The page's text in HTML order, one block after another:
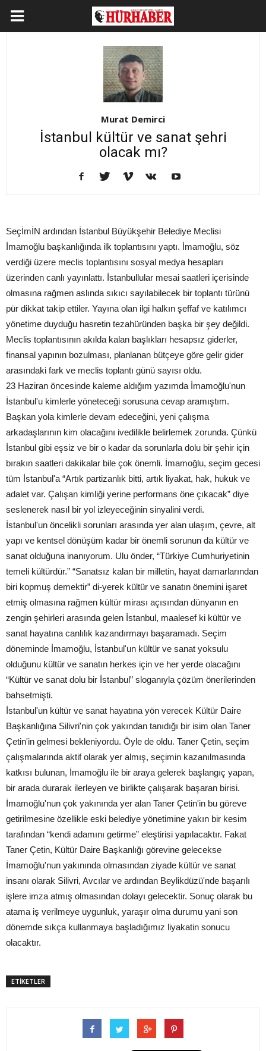
Murat Demirci
İstanbul kültür ve sanat şehri
olacak mı?
SeçİmİN ardından İstanbul Büyükşehir Belediye Meclisi
İmamoğlu başkanlığında ilk toplantısını yaptı. İmamoğlu, söz
verdiği üzere meclis toplantısını sosyal medya hesapları
üzerinden canlı yayınlattı. İstanbullular mesai saatleri içerisinde
olmasına rağmen aslında sıkıcı sayılabilecek bir toplantı türünü
pür dikkat takip ettiler. Yayına olan ilgi halkın şeffaf ve katılımcı
yönetime duyduğu hasretin tezahüründen başka bir şey değildi.
Meclis toplantısının akılda kalan başlıkları hesapsız giderler,
finansal yapının bozulması, planlanan bütçeye göre gelir gider
arasındaki fark ve meclis toplantı günü sayısı oldu.
23 Haziran öncesinde kaleme aldığım yazımda İmamoğlu'nun
İstanbul'u kimlerle yöneteceği sorusuna cevap aramıştım.
Başkan yola kimlerle devam edeceğini, yeni çalışma
arkadaşlarının kim olacağını ivedilikle belirlemek zorunda. Çünkü
İstanbul gibi eşsiz ve bir o kadar da sorunlarla dolu bir şehir için
bırakın saatleri dakikalar bile çok önemli. İmamoğlu, seçim gecesi
tüm İstanbul'a “Artık partizanlık bitti, artık liyakat, hak, hukuk ve
adalet var. Çalışan kimliği yerine performans öne çıkacak” diye
seslenerek nasıl bir yol izleyeceğinin sinyalini verdi.
İstanbul'un öncelikli sorunları arasında yer alan ulaşım, çevre, alt
yapı ve kentsel dönüşüm kadar bir önemli sorunun da kültür ve
sanat olduğuna inanıyorum. Ulu önder, “Türkiye Cumhuriyetinin
temeli kültürdür.” “Sanatsız kalan bir milletin, hayat damarlarından
biri kopmuş demektir” di-yerek kültür ve sanatın önemini işaret
etmiş olmasına rağmen kültür mirası açısından dünyanın en
zengin şehirleri arasında gelen İstanbul, maalesef ki kültür ve
sanat hayatına canlılık kazandırmayı başaramadı. Seçim
döneminde İmamoğlu, İstanbul'un kültür ve sanat yoksulu
olduğunu kültür ve sanatın herkes için ve her yerde olacağını
“Kültür ve sanat dolu bir İstanbul” sloganıyla çözüm önerilerinden
bahsetmişti.
İstanbul'un kültür ve sanat hayatına yön verecek Kültür Daire
Başkanlığına Silivri'nin çok yakından tanıdığı bir isim olan Taner
Çetin'in gelmesi bekleniyordu. Öyle de oldu. Taner Çetin, seçim
çalışmalarında aktif olarak yer almış, seçimin kazanılmasında
katkısı bulunan, İmamoğlu ile bir araya gelerek başlangıç yapan,
bir arada durarak ilerleyen ve birlikte çalışarak başaran birisi.
İmamoğlu'nun çok yakınında yer alan Taner Çetin'in bu göreve
getirilmesine özellikle eski belediye yönetimine yakın bir kesim
tarafından “kendi adamını getirme” eleştirisi yapılacaktır. Fakat
Taner Çetin, Kültür Daire Başkanlığı görevine gelecekse
İmamoğlu'nun yakınında olmasından ziyade kültür ve sanat
insanı olarak Silivri, Avcılar ve ardından Beylikdüzü'nde başarılı
işlere imza atmış olmasından dolayı gelecektir. Sonuç olarak bu
atama iş verilmeye uygunluk, yaraşır olma durumu yani son
dönemde sıkça kullanmaya başladığımız liyakatin sonucu
olacaktır.
ETİKETLER